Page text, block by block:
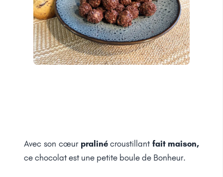
Avec son cœur pralinécroustillantfait maison,
ce chocolat est une petite boule de Bonheur.